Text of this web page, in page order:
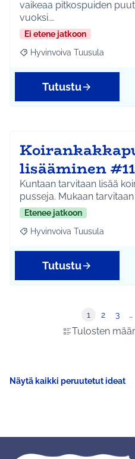
vaikeaa pitkospuiden
vuoksi.…
Ei etene jatkoon
Rajaa tulokset aihepiirin
Hyvinvoiva Tuusula
Tutustu
lisääminen
Kuntaan tarvitaan lisää
pusseja. Mukaan
Etenee jatkoon
Rajaa tulokset aihepiirin
Hyvinvoiva Tuusula
Tutustu
Tulosten
1 2 3 …
Näytä kaikki peruutetut ideat